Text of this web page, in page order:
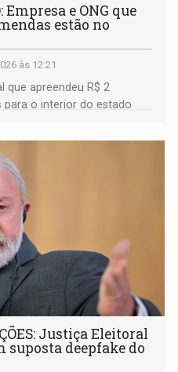
Empresa e ONG que
estão no
às 12:21
que apreendeu R$ 2
o interior do estado
federal do União
Justiça Eleitoral
deepfake do